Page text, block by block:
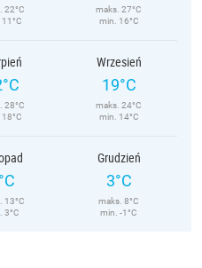
22°C
maks. 27°C
min. 16°C
28°C
Wrzesień
19°C
maks. 24°C
min. 14°C
13°C
3°C
Grudzień
3°C
maks. 8°C
min. -1°C